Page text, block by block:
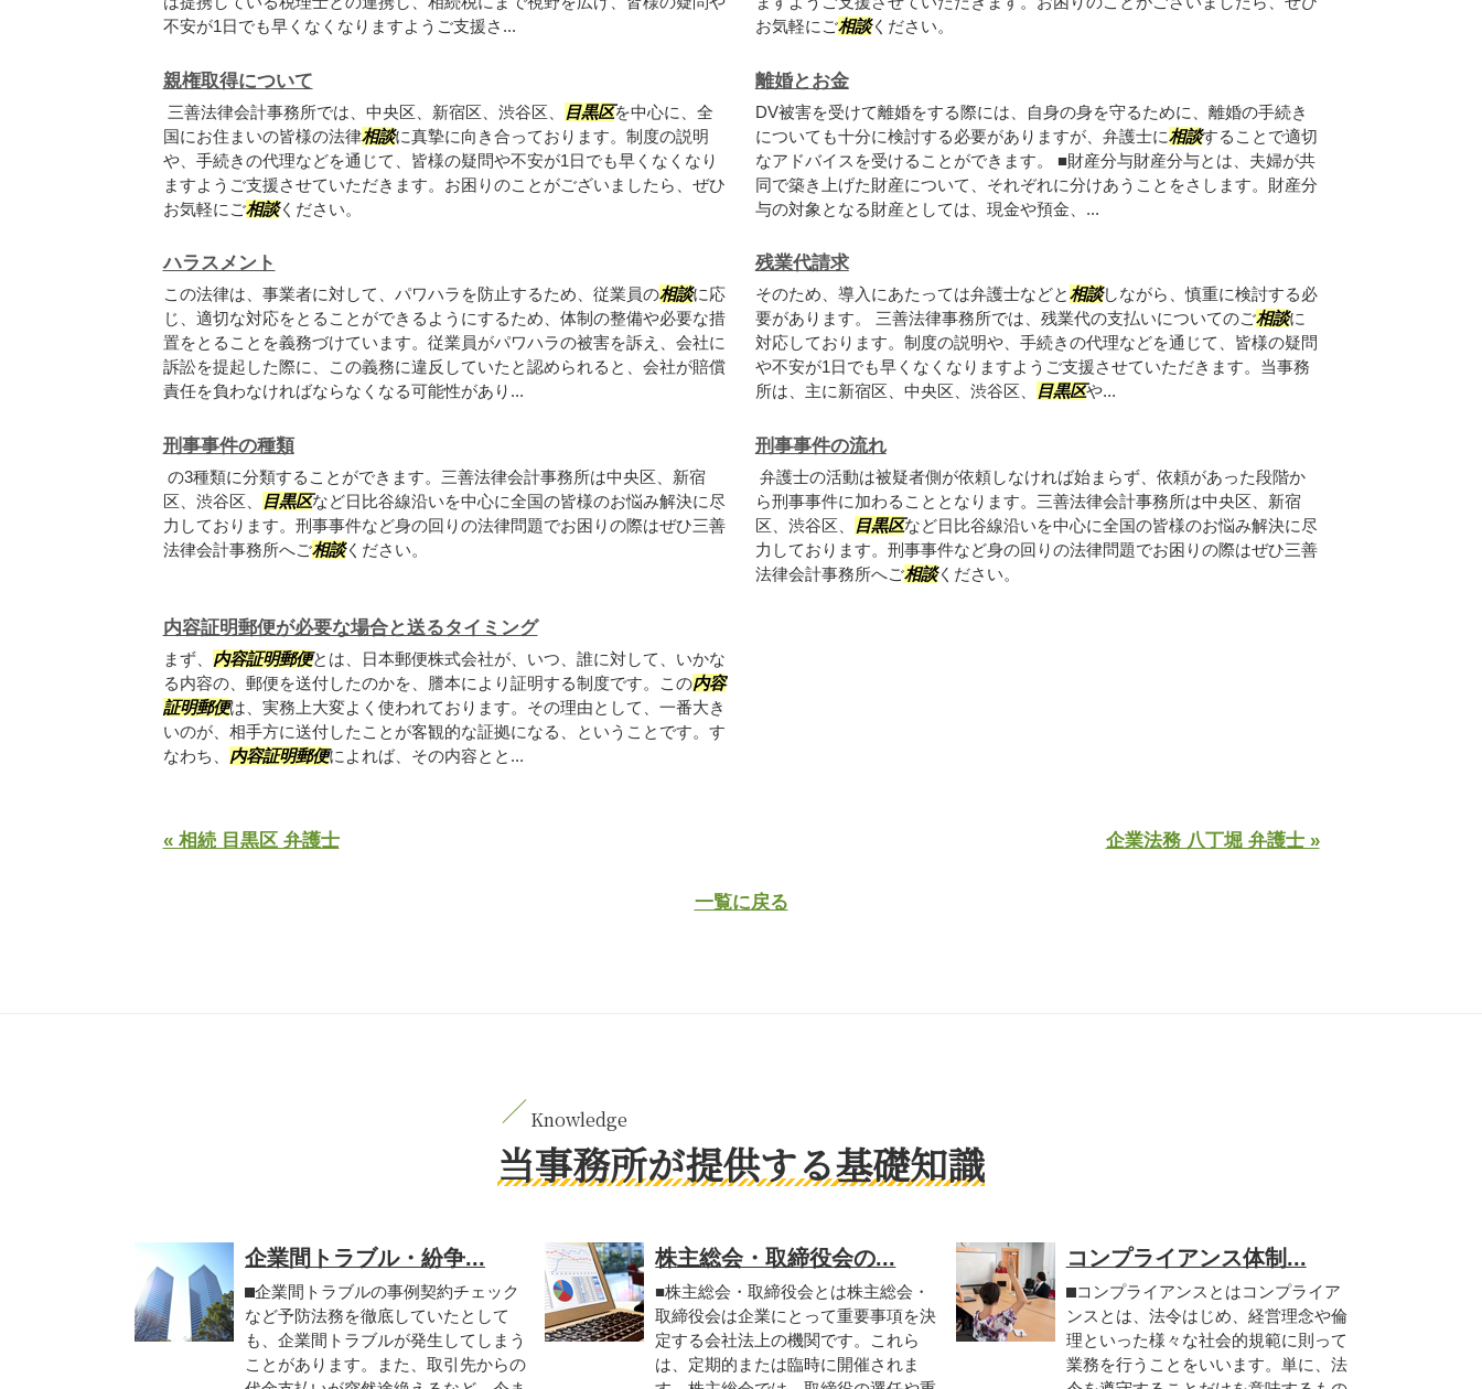
不安が1日でも早くなくなりますようご支援さ...
お気軽にご相談ください。
親権取得について
三善法律会計事務所では、中央区、新宿区、渋谷区、 目黒区を中心に、全
国にお住まいの皆様の法律相談に真摯に向き合っております。制度の説明
や、手続きの代理などを通じて、皆様の疑問や不安が1日でも早くなくなり
ますようご支援させていただきます。お困りのことがございましたら、ぜひ
お気軽にご相談ください。
離婚とお金
DV被害を受けて離婚をする際には、自身の身を守るために、離婚の手続き
についても十分に検討する必要がありますが、弁護士に相談することで適切
なアドバイスを受けることができます。 ■財産分与財産分与とは、夫婦が共
同で築き上げた財産について、それぞれに分けあうことをさします。財産分
与の対象となる財産としては、現金や預金、...
ハラスメント
この法律は、事業者に対して、パワハラを防止するため、従業員の相談に応
じ、適切な対応をとることができるようにするため、体制の整備や必要な措
置をとることを義務づけています。従業員がパワハラの被害を訴え、会社に
訴訟を提起した際に、この義務に違反していたと認められると、会社が賠償
責任を負わなければならなくなる可能性があり...
残業代請求
そのため、導入にあたっては弁護士などと相談しながら、慎重に検討する必
要があります。 三善法律事務所では、残業代の支払いについてのご相談に
対応しております。制度の説明や、手続きの代理などを通じて、皆様の疑問
や不安が1日でも早くなくなりますようご支援させていただきます。当事務
所は、主に新宿区、中央区、渋谷区、
目黒区や...
刑事事件の種類
の3種類に分類することができます。三善法律会計事務所は中央区、新宿
区、渋谷区、
目黒区など日比谷線沿いを中心に全国の皆様のお悩み解決に尽
力しております。刑事事件など身の回りの法律問題でお困りの際はぜひ三善
法律会計事務所へご相談ください。
刑事事件の流れ
弁護士の活動は被疑者側が依頼しなければ始まらず、依頼があった段階か
ら刑事事件に加わることとなります。三善法律会計事務所は中央区、新宿
区、渋谷区、
目黒区など日比谷線沿いを中心に全国の皆様のお悩み解決に尽
力しております。刑事事件など身の回りの法律問題でお困りの際はぜひ三善
法律会計事務所へご相談ください。
内容証明郵便が必要な場合と送るタイミング
まず、 内容証明郵便とは、日本郵便株式会社が、いつ、誰に対して、いかな
る内容の、郵便を送付したのかを、謄本により証明する制度です。この内容
証明郵便は、実務上大変よく使われております。その理由として、一番大き
いのが、相手方に送付したことが客観的な証拠になる、ということです。す
なわち、 内容証明郵便によれば、その内容とと...
« 相続 目黒区 弁護士 企業法務 八丁堀 弁護士 »
一覧に戻る
当事務所が提供する基礎知識
企業間トラブル・紛争...
⬛︎企業間トラブルの事例契約チェック
など予防法務を徹底していたとして
も、企業間トラブルが発生してしまう
ことがあります。また、取引先からの
株主総会・取締役会の...
■株主総会・取締役会とは株主総会・
取締役会は企業にとって重要事項を決
定する会社法上の機関です。これら
は、定期的または臨時に開催されま
コンプライアンス体制...
⬛︎コンプライアンスとはコンプライア
ンスとは、法令はじめ、経営理念や倫
理といった様々な社会的規範に則って
業務を行うことをいいます。単に、法